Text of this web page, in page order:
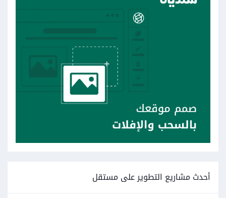
أحدث مشاريع التطوير على مستقل